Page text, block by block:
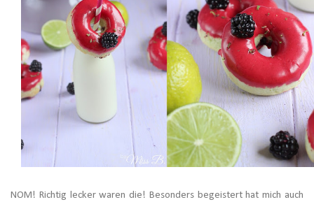
NOM! Richtig lecker waren die! Besonders begeistert hat mich auch